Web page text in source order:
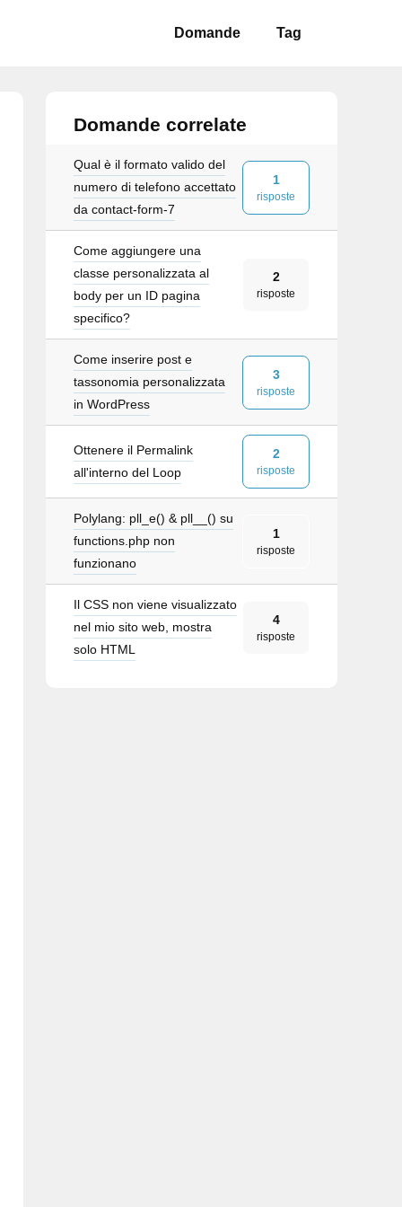
Domande Tag
Domande correlate
Qual è il formato valido del
numero di telefono accettato
da contact-form-7
1
risposte
Come aggiungere una
classe personalizzata al
body per un ID pagina
specifico?
2
risposte
Come inserire post e
tassonomia personalizzata
in WordPress
3
risposte
Ottenere il Permalink
all'interno del Loop
2
risposte
Polylang: pll_e() & pll__() su
functions.php non
funzionano
1
risposte
Il CSS non viene visualizzato
nel mio sito web, mostra
solo HTML
4
risposte